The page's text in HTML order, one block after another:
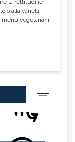
la rettitudine
o alla varietà:
menu vegetariani